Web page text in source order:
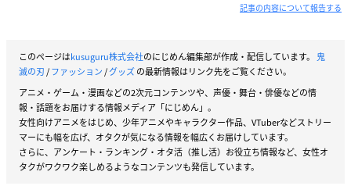
記事の内容について報告する
このページはkusuguru株式会社のにじめん編集部が作成・配信しています。 鬼
滅の刃/ファッション/グッズの最新情報はリンク先をご覧ください。
アニメ・ゲーム・漫画などの2次元コンテンツや、声優・舞台・俳優などの情
報・話題をお届けする情報メディア「にじめん」。
女性向けアニメをはじめ、少年アニメやキャラクター作品、VTuberなどストリー
マーにも幅を広げ、オタクが気になる情報を幅広くお届けしています。
さらに、アンケート・ランキング・オタ活（推し活）お役立ち情報など、女性オ
タクがワクワク楽しめるようなコンテンツも発信しています。